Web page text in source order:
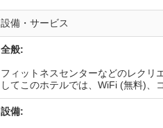
設備・サービス
全般:
フィットネスセンターなどのレクリ
してこのホテルでは、WiFi (無料)、
設備: